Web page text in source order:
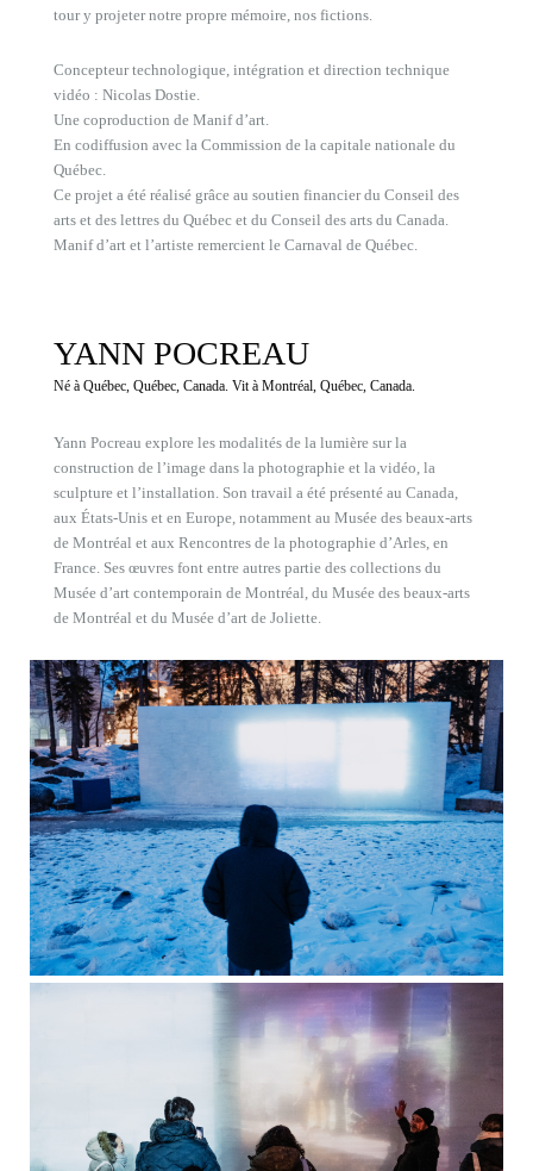
tour y projeter notre propre mémoire, nos fictions.
Concepteur technologique, intégration et direction technique
vidéo : Nicolas Dostie.
Une coproduction de Manif d’art.
En codiffusion avec la Commission de la capitale nationale du
Québec.
Ce projet a été réalisé grâce au soutien financier du Conseil des
arts et des lettres du Québec et du Conseil des arts du Canada.
Manif d’art et l’artiste remercient le Carnaval de Québec.
YANN POCREAU
Né à Québec, Québec, Canada. Vit à Montréal, Québec, Canada.
Yann Pocreau explore les modalités de la lumière sur la
construction de l’image dans la photographie et la vidéo, la
sculpture et l’installation. Son travail a été présenté au Canada,
aux États-Unis et en Europe, notamment au Musée des beaux-arts
de Montréal et aux Rencontres de la photographie d’Arles, en
France. Ses œuvres font entre autres partie des collections du
Musée d’art contemporain de Montréal, du Musée des beaux-arts
de Montréal et du Musée d’art de Joliette.